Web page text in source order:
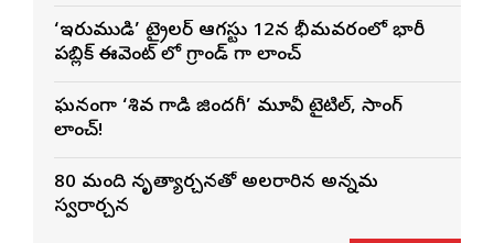
‘ఇరుముడి’ ట్రైలర్ ఆగస్టు 12న భీమవరంలో భారీ
పబ్లిక్ ఈవెంట్ లో గ్రాండ్ గా లాంచ్
ఘనంగా ‘శివ గాడి జింద‌గీ’ మూవీ టైటిల్, సాంగ్
లాంచ్!
80 మంది నృత్యార్చనతో అలరారిన అన్నమ
స్వరార్చన